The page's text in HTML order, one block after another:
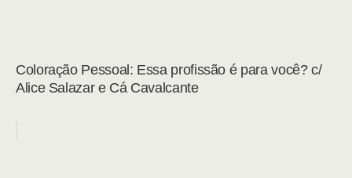
Coloração Pessoal: Essa profissão é para você? c/
Alice Salazar e Cá Cavalcante